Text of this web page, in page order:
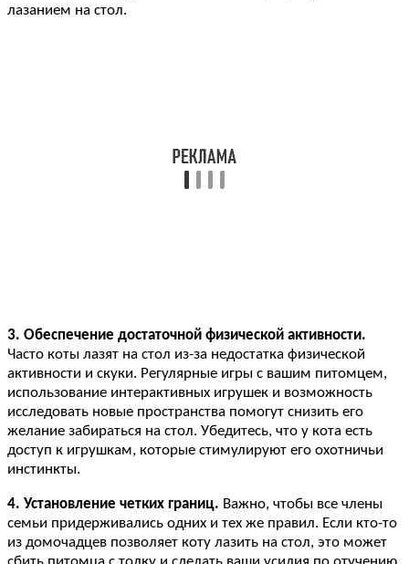
лазанием на стол.
3. Обеспечение достаточной физической активности.
Часто коты лазят на стол из-за недостатка физической
активности и скуки. Регулярные игры с вашим питомцем,
использование интерактивных игрушек и возможность
исследовать новые пространства помогут снизить его
желание забираться на стол. Убедитесь, что у кота есть
доступ к игрушкам, которые стимулируют его охотничьи
инстинкты.
4. Установление четких границ. Важно, чтобы все члены
семьи придерживались одних и тех же правил. Если кто-то
из домочадцев позволяет коту лазить на стол, это может